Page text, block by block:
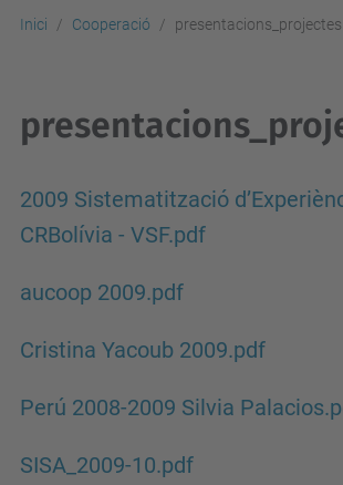
Inici Cooperació presentacions_projectes
2009 Sistematització
CRBolívia - VSF.pdf
aucoop 2009.pdf
Cristina Yacoub 2009.pdf
Perú 2008-2009 Silvia
SISA_2009-10.pdf